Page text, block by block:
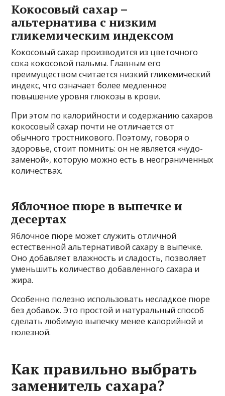
Кокосовый сахар –
альтернатива с низким
гликемическим индексом
Кокосовый сахар производится из цветочного
сока кокосовой пальмы. Главным его
преимуществом считается низкий гликемический
индекс, что означает более медленное
повышение уровня глюкозы в крови.
При этом по калорийности и содержанию сахаров
кокосовый сахар почти не отличается от
обычного тростникового. Поэтому, говоря о
здоровье, стоит помнить: он не является «чудо-
заменой», которую можно есть в неограниченных
количествах.
Яблочное пюре в выпечке и
десертах
Яблочное пюре может служить отличной
естественной альтернативой сахару в выпечке.
Оно добавляет влажность и сладость, позволяет
уменьшить количество добавленного сахара и
жира.
Особенно полезно использовать несладкое пюре
без добавок. Это простой и натуральный способ
сделать любимую выпечку менее калорийной и
полезной.
Как правильно выбрать
заменитель сахара?